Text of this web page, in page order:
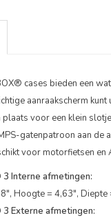
cases bieden een
aanraakscherm
plaats voor een klein
gatenpatroon aan de
voor motorfietsen
Interne afmetingen:
Hoogte = 4,63", Diepte
Externe afmetingen: